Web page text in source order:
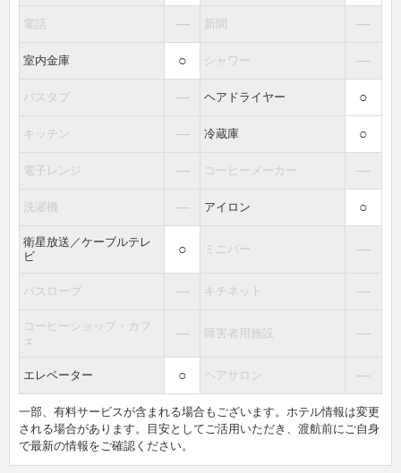
電話 ― 新聞 ―
室内金庫 ○ シャワー ―
バスタブ ― ヘアドライヤー ○
キッチン ― 冷蔵庫 ○
電子レンジ ― コーヒーメーカー ―
洗濯機 ― アイロン ○
衛星放送／ケーブルテレ
ビ
○ ミニバー ―
バスローブ ― キチネット ―
コーヒーショップ・カフ
ェ
― 障害者用施設 ―
エレベーター ○ ヘアサロン ―
一部、有料サービスが含まれる場合もございます。ホテル情報は変更
される場合があります。目安としてご活用いただき、渡航前にご自身
で最新の情報をご確認ください。